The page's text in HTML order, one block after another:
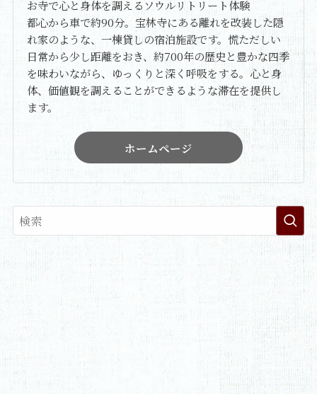
お寺で心と身体を調えるソウルリトリート体験
都心から車で約90分。宝林寺にある離れを改装した隠
れ家のような、一棟貸しの宿泊施設です。慌ただしい
日常から少し距離をおき、約700年の歴史と豊かな四季
を味わいながら、ゆっくりと深く呼吸をする。心と身
体、価値観を調えることができるような滞在を提供し
ます。
ホームページ